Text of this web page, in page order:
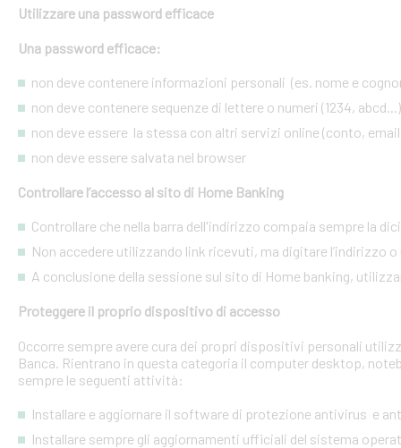
Utilizzare una password efficace
Una password efficace:
non deve contenere informazioni personali (es. nome e
non deve contenere sequenze di lettere o numeri (1234, abcd...)
non deve essere la stessa con altri servizi online (conto,
non deve essere salvata nel browser
Controllare l’accesso al sito di Home Banking
Controllare che nella barra dell'indirizzo compaia sempre la
Non accedere utilizzando link ricevuti, ma digitare l’indirizzo
A conclusione della sessione sul sito di Home banking,
Proteggere il proprio dispositivo di accesso
Occorre sempre avere cura dei propri dispositivi personali
Banca. Rientrano in questa categoria il computer desktop,
sempre le seguenti attività:
Installare e aggiornare il software di protezione antivirus e
Installare sempre gli aggiornamenti ufficiali del sistema